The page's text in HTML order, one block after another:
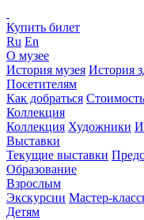
Купить билет
Ru En
О музее
История музея История
Посетителям
Как добраться
Коллекция
Коллекция Художники
Выставки
Текущие выставки
Образование
Взрослым
Экскурсии Мастер-
Детям